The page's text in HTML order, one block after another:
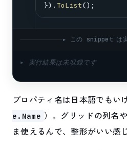
}). ToList();
▸ この snippet は実
▸ 実行結果は未収録です
プロパティ名は日本語でもい
e.Name ）。グリッドの列名
ま使えるんで、整形がいい感